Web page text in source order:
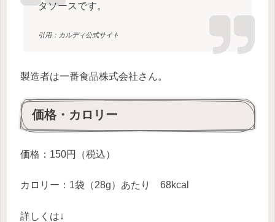
タソースです。
引用：カルディ公式サイト
製造者は一番食品株式会社さん。
価格・カロリー
価格：150円（税込）
カロリー：1袋（28g）あたり 68kcal
詳しくは↓